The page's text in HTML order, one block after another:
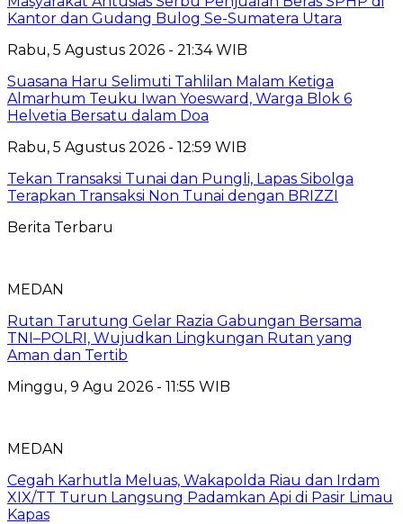
Kantor dan Gudang Bulog Se-Sumatera Utara
Rabu, 5 Agustus 2026 - 21:34 WIB
Suasana Haru Selimuti Tahlilan Malam Ketiga
Almarhum Teuku Iwan Yoesward, Warga Blok 6
Helvetia Bersatu dalam Doa
Rabu, 5 Agustus 2026 - 12:59 WIB
Tekan Transaksi Tunai dan Pungli, Lapas Sibolga
Terapkan Transaksi Non Tunai dengan BRIZZI
Berita Terbaru
MEDAN
Rutan Tarutung Gelar Razia Gabungan Bersama
TNI–POLRI, Wujudkan Lingkungan Rutan yang
Aman dan Tertib
Minggu, 9 Agu 2026 - 11:55 WIB
MEDAN
Cegah Karhutla Meluas, Wakapolda Riau dan Irdam
XIX/TT Turun Langsung Padamkan Api di Pasir Limau
Kapas